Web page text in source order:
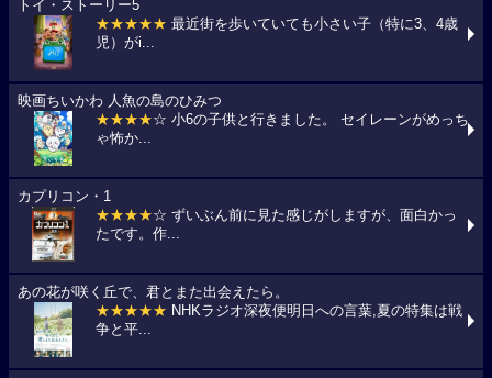
トイ・ストーリー5
★★★★★ 最近街を歩いていても小さい子（特に3、4歳
児）がi...
映画ちいかわ 人魚の島のひみつ
★★★★☆ 小6の子供と行きました。 セイレーンがめっち
ゃ怖か...
カプリコン・1
★★★★☆ ずいぶん前に見た感じがしますが、面白かっ
たです。作...
あの花が咲く丘で、君とまた出会えたら。
★★★★★ NHKラジオ深夜便明日への言葉,夏の特集は戦
争と平...